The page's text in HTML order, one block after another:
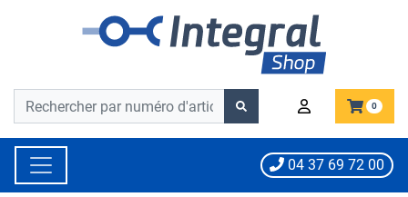
Barre de recherche
Barre de recherche 0
04 37 69 72 00